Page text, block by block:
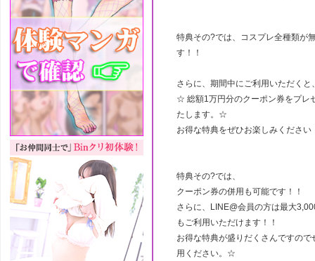
特典その?では、コスプレ全種類が
す！！
さらに、期間中にご利用いただくと
☆ 総額1万円分のクーポン券をプレ
たします。☆
お得な特典をぜひお楽しみください
特典その?では、
クーポン券の併用も可能です！！
さらに、LINE@会員の方は最大
もご利用いただけます！！
お得な特典が盛りだくさんですので
用ください。☆